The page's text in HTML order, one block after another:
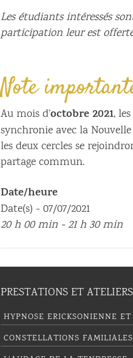
Les étudiants intéressés
participation leur est
Note
Au mois d’octobre 2021,
synchronie avec la
les deux cercles se
partage commun.
Date/heure
Date(s) - 07/07/2021
20 h 00 min - 21 h 30 min
PRESTATIONS ET ATELIERS
HYPNOSE ERICKSONIENNE
CONSTELLATIONS FAMILIALES